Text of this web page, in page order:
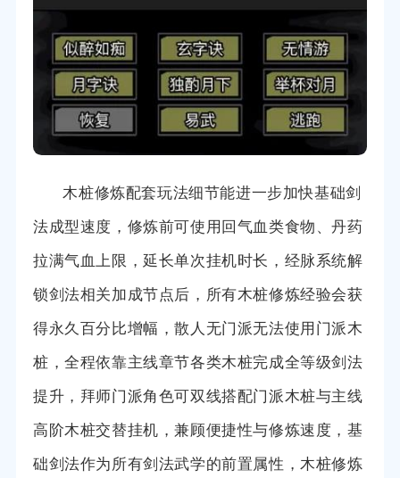
木桩修炼配套玩法细节能进一步加快基础剑
法成型速度，修炼前可使用回气血类食物、丹药
拉满气血上限，延长单次挂机时长，经脉系统解
锁剑法相关加成节点后，所有木桩修炼经验会获
得永久百分比增幅，散人无门派无法使用门派木
桩，全程依靠主线章节各类木桩完成全等级剑法
提升，拜师门派角色可双线搭配门派木桩与主线
高阶木桩交替挂机，兼顾便捷性与修炼速度，基
础剑法作为所有剑法武学的前置属性，木桩修炼